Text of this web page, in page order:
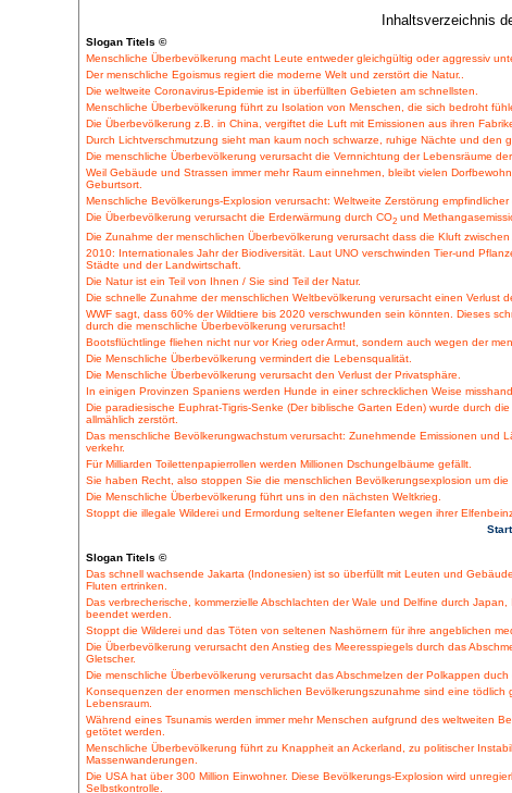
Inhaltsverzeichnis
Slogan Titels ©
Menschliche Überbevölkerung macht Leute entweder gleichgültig oder aggressiv
Der menschliche Egoismus regiert die moderne Welt und zerstört die Natur..
Die weltweite Coronavirus-Epidemie ist in überfüllten Gebieten am schnellsten.
Menschliche Überbevölkerung führt zu Isolation von Menschen, die sich bedroht
Die Überbevölkerung z.B. in China, vergiftet die Luft mit Emissionen aus ihren
Durch Lichtverschmutzung sieht man kaum noch schwarze, ruhige Nächte und den
Die menschliche Überbevölkerung verursacht die Vernnichtung der Lebensräume
Weil Gebäude und Strassen immer mehr Raum einnehmen, bleibt vielen
Geburtsort.
Menschliche Bevölkerungs-Explosion verursacht: Weltweite Zerstörung
Die Überbevölkerung verursacht die Erderwärmung durch CO2 und
Die Zunahme der menschlichen Überbevölkerung verursacht dass die Kluft zwischen
2010: Internationales Jahr der Biodiversität. Laut UNO verschwinden Tier-und
Städte und der Landwirtschaft.
Die Natur ist ein Teil von Ihnen / Sie sind Teil der Natur.
Die schnelle Zunahme der menschlichen Weltbevölkerung verursacht einen Verlust
WWF sagt, dass 60% der Wildtiere bis 2020 verschwunden sein könnten. Dieses
durch die menschliche Überbevölkerung verursacht!
Bootsflüchtlinge fliehen nicht nur vor Krieg oder Armut, sondern auch wegen der
Die Menschliche Überbevölkerung vermindert die Lebensqualität.
Die Menschliche Überbevölkerung verursacht den Verlust der Privatsphäre.
In einigen Provinzen Spaniens werden Hunde in einer schrecklichen Weise
Die paradiesische Euphrat-Tigris-Senke (Der biblische Garten Eden) wurde durch
allmählich zerstört.
Das menschliche Bevölkerungwachstum verursacht: Zunehmende Emissionen und
verkehr.
Für Milliarden Toilettenpapierrollen werden Millionen Dschungelbäume gefällt.
Sie haben Recht, also stoppen Sie die menschlichen Bevölkerungsexplosion um die
Die Menschliche Überbevölkerung führt uns in den nächsten Weltkrieg.
Stoppt die illegale Wilderei und Ermordung seltener Elefanten wegen ihrer
Slogan Titels ©
Das schnell wachsende Jakarta (Indonesien) ist so überfüllt mit Leuten und
Fluten ertrinken.
Das verbrecherische, kommerzielle Abschlachten der Wale und Delfine durch
beendet werden.
Stoppt die Wilderei und das Töten von seltenen Nashörnern für ihre angeblichen
Die Überbevölkerung verursacht den Anstieg des Meeresspiegels durch das
Gletscher.
Die menschliche Überbevölkerung verursacht das Abschmelzen der Polkappen duch
Konsequenzen der enormen menschlichen Bevölkerungszunahme sind eine tödlich
Lebensraum.
Während eines Tsunamis werden immer mehr Menschen aufgrund des weltweiten
getötet werden.
Menschliche Überbevölkerung führt zu Knappheit an Ackerland, zu politischer
Massenwanderungen.
Die USA hat über 300 Million Einwohner. Diese Bevölkerungs-Explosion wird
Selbstkontrolle.